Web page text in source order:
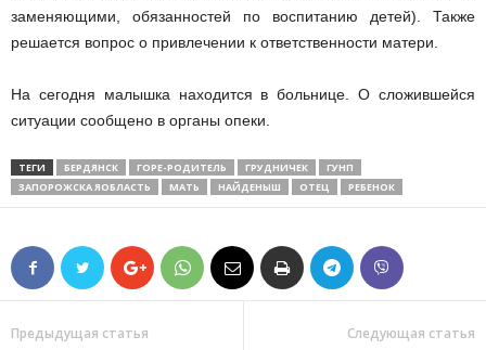
заменяющими, обязанностей по воспитанию детей). Также
решается вопрос о привлечении к ответственности матери.
На сегодня малышка находится в больнице. О сложившейся
ситуации сообщено в органы опеки.
ТЕГИ БЕРДЯНСК ГОРЕ-РОДИТЕЛЬ ГРУДНИЧЕК
ГУНП
ЗАПОРОЖСКА ЯОБЛАСТЬ
МАТЬ НАЙДЕНЫШ ОТЕЦ РЕБЕНОК
Предыдущая статья Следующая статья